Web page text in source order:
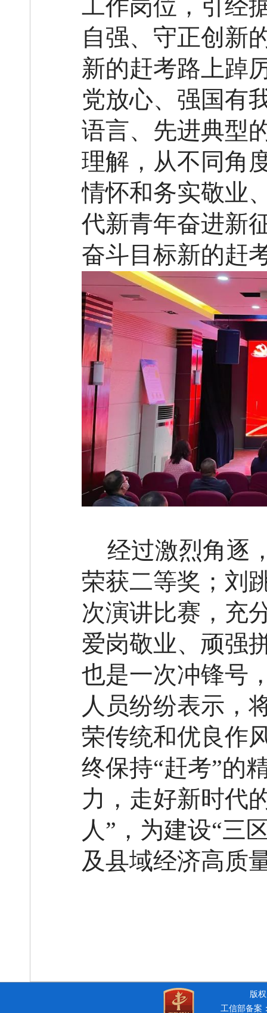
工作岗位，引经
自强、守正创新
新的赶考路上踔
党放心、强国有
语言、先进典型
理解，从不同角
情怀和务实敬业
代新青年奋进新
奋斗目标新的赶
经过激烈角逐
荣获二等奖；刘
次演讲比赛，充
爱岗敬业、顽强
也是一次冲锋号
人员纷纷表示，
荣传统和优良作
终保持“赶考”的
力，走好新时代
人”，为建设“三
及县域经济高质
版
工信部备案